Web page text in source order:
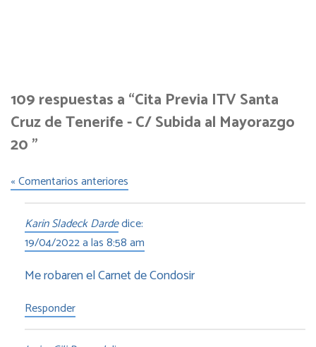
109 respuestas a “Cita Previa ITV Santa
Cruz de Tenerife - C/ Subida al Mayorazgo
20 ”
« Comentarios anteriores
Karin Sladeck Dardedice:
19/04/2022 a las 8:58 am
Me robaren el Carnet de Condosir
Responder